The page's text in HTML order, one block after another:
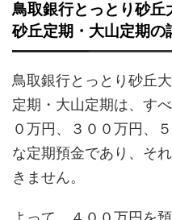
鳥取銀行とっとり砂丘
砂丘定期・大山定期の
鳥取銀行とっとり砂丘
定期・大山定期は、す
０万円、３００万円、
な定期預金であり、そ
きません。